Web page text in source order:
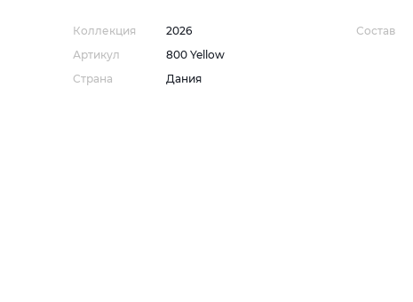
Коллекция
2026
Артикул
800 Yellow
Страна
Дания
Состав